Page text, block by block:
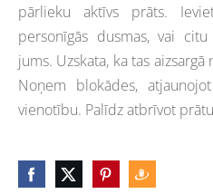
pārlieku aktīvs prāts.
personīgās dusmas, vai
jums. Uzskata, ka tas
Noņem blokādes,
vienotību. Palīdz atbrīvot